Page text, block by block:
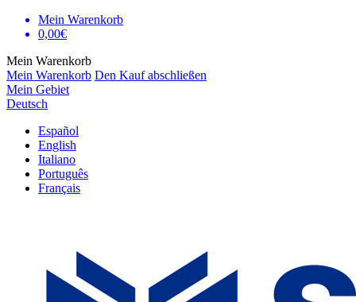
Mein Warenkorb
0,00€
Mein Warenkorb
Mein Warenkorb Den Kauf abschließen
Mein Gebiet
Deutsch
Español
English
Italiano
Português
Français